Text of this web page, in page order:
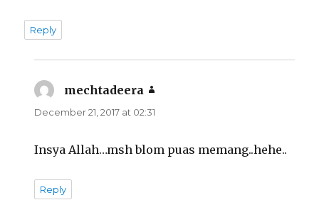
Reply
mechtadeera
December 21, 2017 at 02:31
Insya Allah…msh blom puas memang..hehe..
Reply